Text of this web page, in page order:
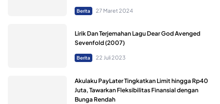
Berita 27 Maret 2024
Lirik Dan Terjemahan Lagu Dear God Avenged
Sevenfold (2007)
Berita 22 Juli 2023
Akulaku PayLater Tingkatkan Limit hingga Rp40
Juta, Tawarkan Fleksibilitas Finansial dengan
Bunga Rendah